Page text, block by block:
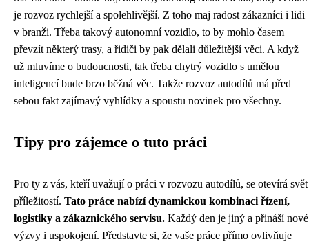
je rozvoz rychlejší a spolehlivější. Z toho maj radost zákazníci i lidi
v branži. Třeba takový autonomní vozidlo, to by mohlo časem
převzít některý trasy, a řidiči by pak dělali důležitější věci. A když
už mluvíme o budoucnosti, tak třeba chytrý vozidlo s umělou
inteligencí bude brzo běžná věc. Takže rozvoz autodílů má před
sebou fakt zajímavý vyhlídky a spoustu novinek pro všechny.
Tipy pro zájemce o tuto práci
Pro ty z vás, kteří uvažují o práci v rozvozu autodílů, se otevírá svět
příležitostí. Tato práce nabízí dynamickou kombinaci řízení,
logistiky a zákaznického servisu. Každý den je jiný a přináší nové
výzvy i uspokojení. Představte si, že vaše práce přímo ovlivňuje